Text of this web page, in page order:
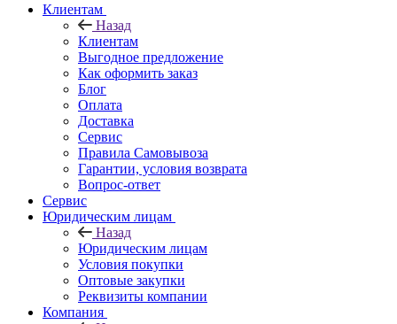
Клиентам
Назад
Клиентам
Выгодное предложение
Как оформить заказ
Блог
Оплата
Доставка
Сервис
Правила Самовывоза
Гарантии, условия возврата
Вопрос-ответ
Сервис
Юридическим лицам
Назад
Юридическим лицам
Условия покупки
Оптовые закупки
Реквизиты компании
Компания